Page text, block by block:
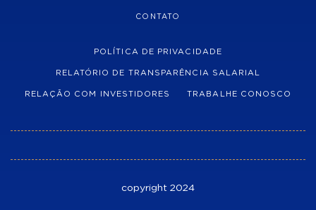
CONTATO
POLÍTICA DE PRIVACIDADE
RELATÓRIO DE TRANSPARÊNCIA SALARIAL
RELAÇÃO COM INVESTIDORES TRABALHE CONOSCO
copyright 2024